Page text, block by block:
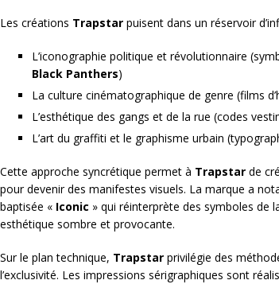
Les créations Trapstar puisent dans un réservoir
L’iconographie politique et révolutionnaire
Black Panthers)
La culture cinématographique de genre (films
L’esthétique des gangs et de la rue (codes
L’art du graffiti et le graphisme urbain
Cette approche syncrétique permet à Trapstar de
pour devenir des manifestes visuels. La marque a
baptisée « Iconic » qui réinterprète des symboles de
esthétique sombre et provocante.
Sur le plan technique, Trapstar privilégie des
l’exclusivité. Les impressions sérigraphiques sont